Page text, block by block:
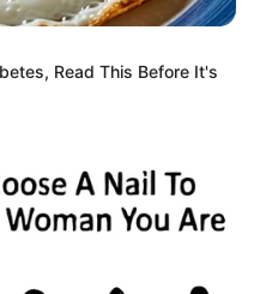
Read This Before It's